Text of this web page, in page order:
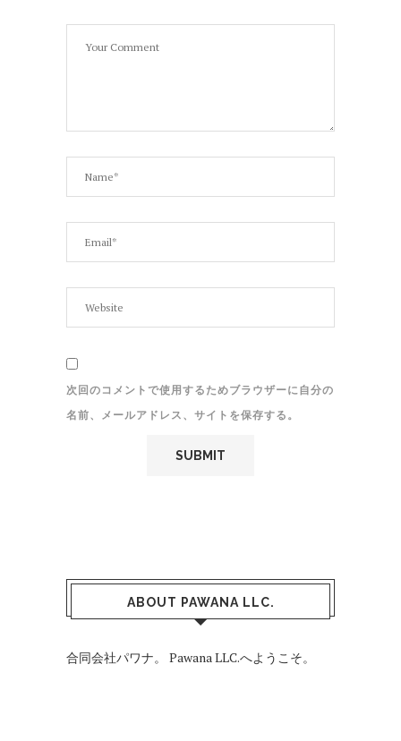
次回のコメントで使用するためブラウザーに自分の
名前、メールアドレス、サイトを保存する。
ABOUT PAWANA LLC.
合同会社パワナ。 Pawana LLC.へようこそ。